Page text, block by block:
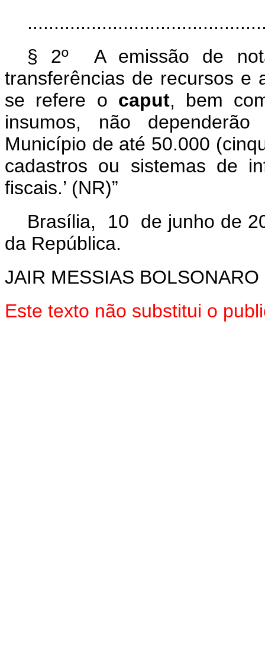
§ 2º A emissão de
transferências de recursos e
se refere o caput, bem
insumos, não
Município de até 50.000
cadastros ou sistemas de
fiscais.’ (NR)”
Brasília, 10 de junho de
da República.
JAIR MESSIAS BOLSONARO
Este texto não substitui o